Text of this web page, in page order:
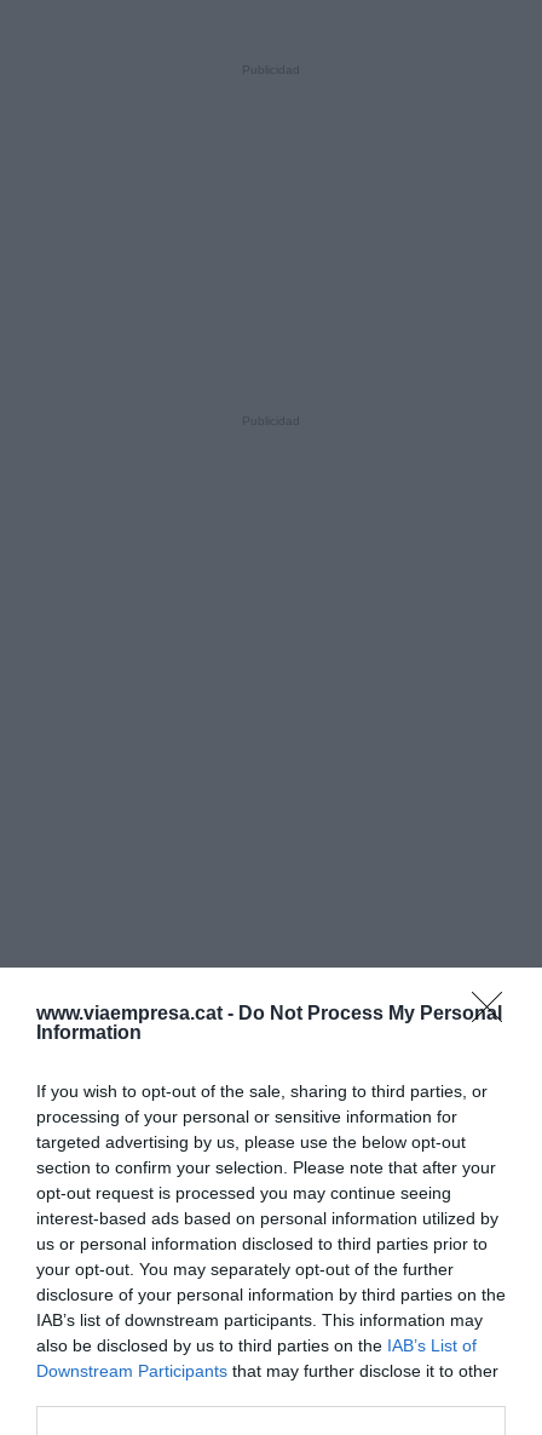
www.viaempresa.cat - Do Not Process My Personal
Information
If you wish to opt-out of the sale, sharing to third parties, or
processing of your personal or sensitive information for
targeted advertising by us, please use the below opt-out
section to confirm your selection. Please note that after your
opt-out request is processed you may continue seeing
interest-based ads based on personal information utilized by
us or personal information disclosed to third parties prior to
your opt-out. You may separately opt-out of the further
disclosure of your personal information by third parties on the
IAB’s list of downstream participants. This information may
also be disclosed by us to third parties on the IAB’s List of
Downstream Participants that may further disclose it to other